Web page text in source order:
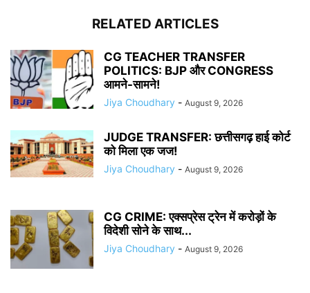
RELATED ARTICLES
CG TEACHER TRANSFER
POLITICS: BJP और CONGRESS
आमने-सामने!
Jiya Choudhary - August 9, 2026
JUDGE TRANSFER: छत्तीसगढ़ हाई कोर्ट
को मिला एक जज!
Jiya Choudhary - August 9, 2026
CG CRIME: एक्सप्रेस ट्रेन में करोड़ों के
विदेशी सोने के साथ...
Jiya Choudhary - August 9, 2026